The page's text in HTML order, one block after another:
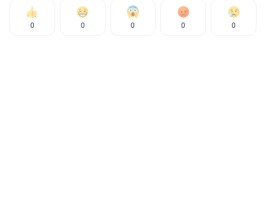
0 0 0 0 0